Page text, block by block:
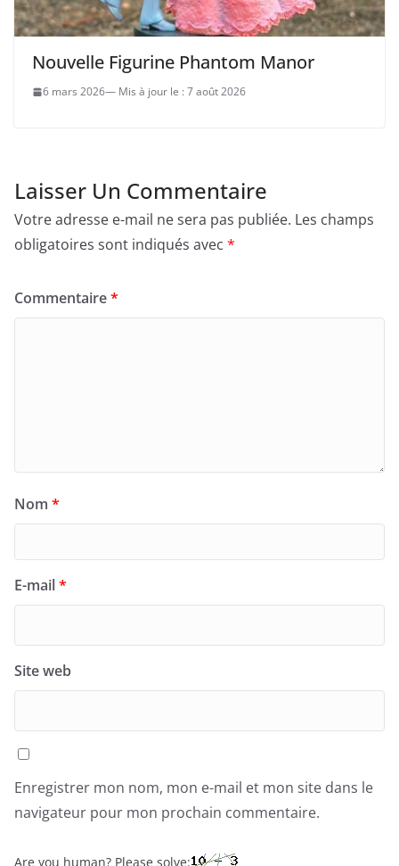
Nouvelle Figurine Phantom Manor
6 mars 2026 7 août 2026
Laisser Un Commentaire
Votre adresse e-mail ne sera pas publiée. Les champs
obligatoires sont indiqués avec *
Commentaire*
Nom *
E-mail*
Site web
Enregistrer mon nom, mon e-mail et mon site dans le
navigateur pour mon prochain commentaire.
Are you human? Please solve: